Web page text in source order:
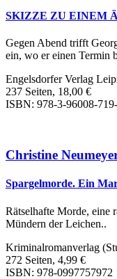
SKIZZE ZU EINEM
Gegen Abend trifft
ein, wo er einen Termin
Engelsdorfer Verlag
237 Seiten, 18,00 €
ISBN: 978-3-96008-
Christine
Spargelmorde. Ein
Rätselhafte Morde, eine
Mündern der Leichen..
Kriminalromanverlag
272 Seiten, 4,99 €
ISBN: 978-0997757972